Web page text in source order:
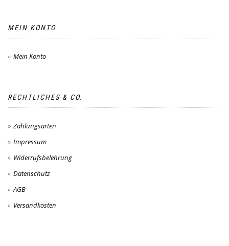
MEIN KONTO
Mein Konto
RECHTLICHES & CO.
Zahlungsarten
Impressum
Widerrufsbelehrung
Datenschutz
AGB
Versandkosten